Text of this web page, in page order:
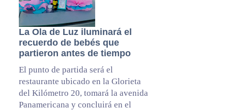
La Ola de Luz iluminará el
recuerdo de bebés que
partieron antes de tiempo
El punto de partida será el
restaurante ubicado en la Glorieta
del Kilómetro 20, tomará la avenida
Panamericana y concluirá en el